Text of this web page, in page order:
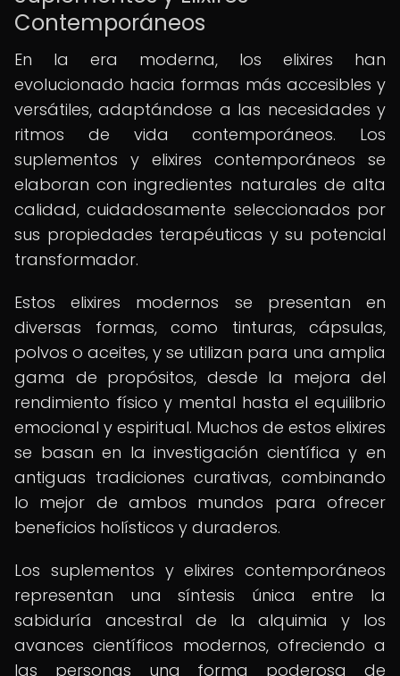
Contemporáneos
En la era moderna, los elixires han
evolucionado hacia formas más accesibles y
versátiles, adaptándose a las necesidades y
ritmos de vida contemporáneos. Los
suplementos y elixires contemporáneos se
elaboran con ingredientes naturales de alta
calidad, cuidadosamente seleccionados por
sus propiedades terapéuticas y su potencial
transformador.
Estos elixires modernos se presentan en
diversas formas, como tinturas, cápsulas,
polvos o aceites, y se utilizan para una amplia
gama de propósitos, desde la mejora del
rendimiento físico y mental hasta el equilibrio
emocional y espiritual. Muchos de estos elixires
se basan en la investigación científica y en
antiguas tradiciones curativas, combinando
lo mejor de ambos mundos para ofrecer
beneficios holísticos y duraderos.
Los suplementos y elixires contemporáneos
representan una síntesis única entre la
sabiduría ancestral de la alquimia y los
avances científicos modernos, ofreciendo a
las personas una forma poderosa de